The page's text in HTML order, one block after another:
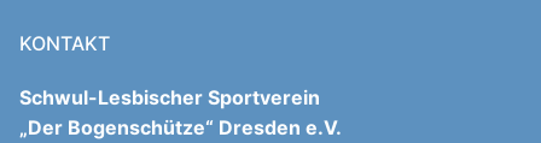
KONTAKT
Schwul-Lesbischer Sportverein
„Der Bogenschütze“ Dresden e.V.